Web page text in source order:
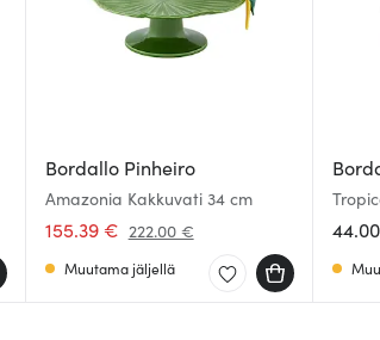
Bordallo Pinheiro
Amazonia Kakkuvati 34 cm
155.39 € 222.00 €
Muutama jäljellä